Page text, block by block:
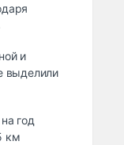
и
выделили
год
км